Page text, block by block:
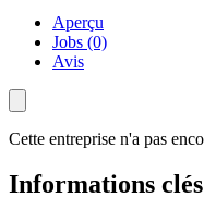
Aperçu
Jobs (0)
Avis
Cette entreprise n'a pas
Informations clés